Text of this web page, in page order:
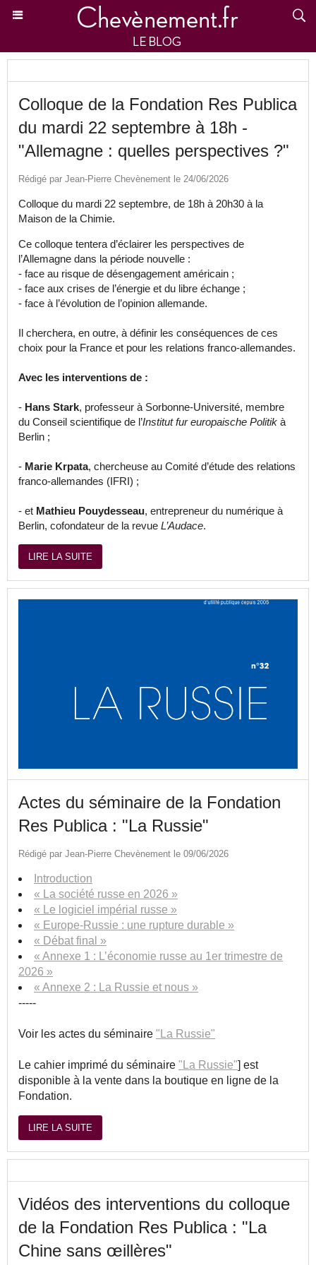
Colloque de la Fondation Res Publica
du mardi 22 septembre à 18h -
"Allemagne : quelles perspectives ?"
Rédigé par Jean-Pierre Chevènement le 24/06/2026
Colloque du mardi 22 septembre, de 18h à 20h30 à la
Maison de la Chimie.
Ce colloque tentera d’éclairer les perspectives de
l’Allemagne dans la période nouvelle :
- face au risque de désengagement américain ;
- face aux crises de l’énergie et du libre échange ;
- face à l’évolution de l’opinion allemande.
Il cherchera, en outre, à définir les conséquences de ces
choix pour la France et pour les relations franco-allemandes.
Avec les interventions de :
- Hans Stark, professeur à Sorbonne-Université, membre
du Conseil scientifique de l’Institut fur europaische Politik à
Berlin ;
- Marie Krpata, chercheuse au Comité d’étude des relations
franco-allemandes (IFRI) ;
- et Mathieu Pouydesseau, entrepreneur du numérique à
Berlin, cofondateur de la revue L’Audace.
LIRE LA SUITE
Actes du séminaire de la Fondation
Res Publica : "La Russie"
Rédigé par Jean-Pierre Chevènement le 09/06/2026
Introduction
« La société russe en 2026 »
« Le logiciel impérial russe »
« Europe-Russie : une rupture durable »
« Débat final »
« Annexe 1 : L’économie russe au 1er trimestre de
2026 »
« Annexe 2 : La Russie et nous »
-----
Voir les actes du séminaire "La Russie"
Le cahier imprimé du séminaire "La Russie"] est
disponible à la vente dans la boutique en ligne de la
Fondation.
LIRE LA SUITE
Vidéos des interventions du colloque
de la Fondation Res Publica : "La
Chine sans œillères"